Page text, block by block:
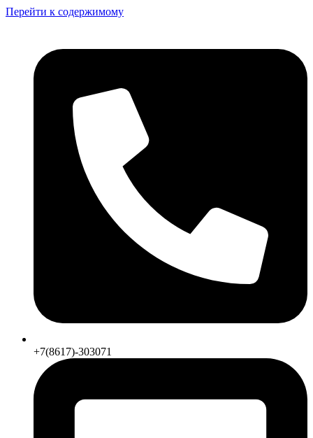
Перейти к содержимому
+7(8617)-303071